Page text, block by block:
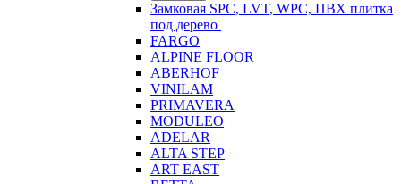
Замковая SPC, LVT, WPC, ПВХ плитка
под дерево
FARGO
ALPINE FLOOR
ABERHOF
VINILAM
PRIMAVERA
MODULEO
ADELAR
ALTA STEP
ART EAST